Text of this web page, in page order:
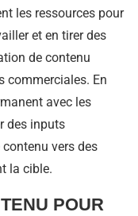
les ressources pour
et en tirer des
de contenu
commerciales. En
avec les
des inputs
vers des
la cible.
POUR